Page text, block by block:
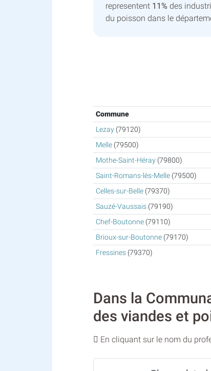
representent 11% des
du poisson dans le
Commune
Lezay(79120)
Melle(79500)
Mothe-Saint-Héray(79800)
Saint-Romans-lès-Melle(79500)
Celles-sur-Belle(79370)
Sauzé-Vaussais(79190)
Chef-Boutonne(79110)
Brioux-sur-Boutonne(79170)
Fressines(79370)
Dans la
des viandes et
En cliquant sur le nom du